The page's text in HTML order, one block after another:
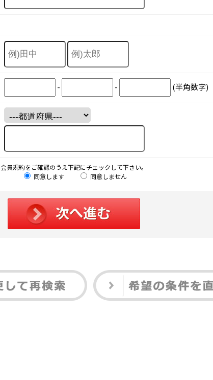
- - (半角数字)
会員規約をご確認のうえ下記にチェックして下さい。
同意します
同意しません